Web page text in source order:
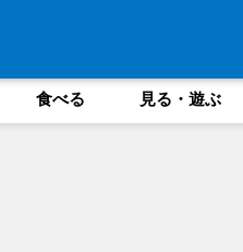
食べる 見る・遊ぶ